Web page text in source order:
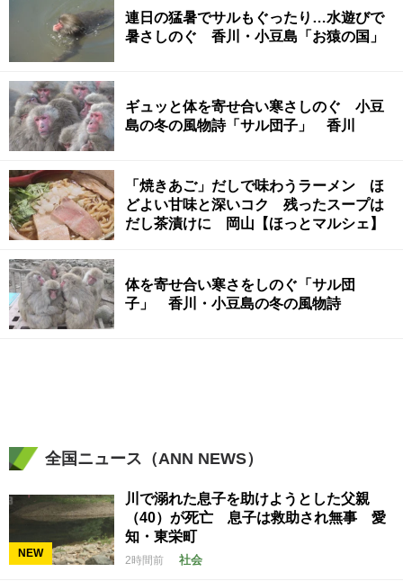
連日の猛暑でサルもぐったり…水遊びで
暑さしのぐ 香川・小豆島「お猿の国」
ギュッと体を寄せ合い寒さしのぐ 小豆
島の冬の風物詩「サル団子」 香川
「焼きあご」だしで味わうラーメン ほ
どよい甘味と深いコク 残ったスープは
だし茶漬けに 岡山【ほっとマルシェ】
体を寄せ合い寒さをしのぐ「サル団
子」 香川・小豆島の冬の風物詩
全国ニュース（ANN NEWS）
NEW
川で溺れた息子を助けようとした父親
（40）が死亡 息子は救助され無事 愛
知・東栄町
2時間前 社会